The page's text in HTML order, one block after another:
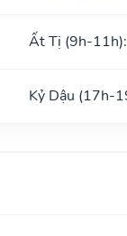
Ất Tị (9h-11h):
Kỷ Dậu (17h-